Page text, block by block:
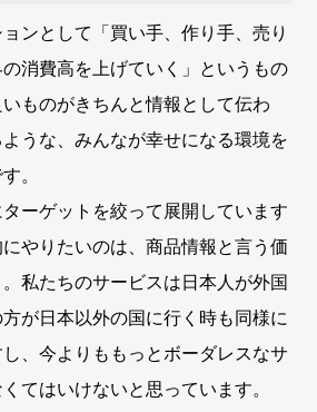
ンとして「買い手、作り手、売り
消費高を上げていく」というもの
ものがきちんと情報として伝わ
うな、みんなが幸せになる環境を
。
ーゲットを絞って展開しています
やりたいのは、商品情報と言う価
私たちのサービスは日本人が外国
が日本以外の国に行く時も同様に
、今よりももっとボーダレスなサ
てはいけないと思っています。